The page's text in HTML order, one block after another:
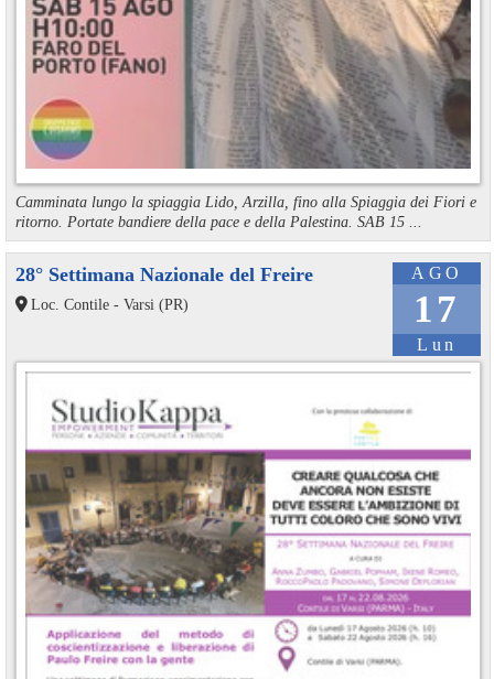
Camminata lungo la spiaggia Lido, Arzilla, fino alla Spiaggia dei Fiori e
ritorno. Portate bandiere della pace e della Palestina. SAB 15 ...
AGO
17
Lun
28° Settimana Nazionale del Freire
Loc. Contile - Varsi (PR)